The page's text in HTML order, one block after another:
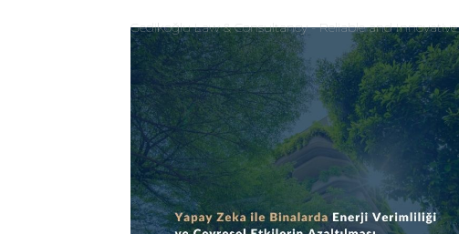
Gedikoğlu Law & Consultancy - Reliable and Innovative